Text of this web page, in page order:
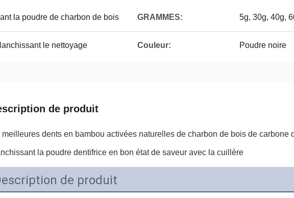
la poudre de charbon de bois GRAMMES: 5g, 30g, 40g,
le nettoyage Couleur: Poudre noire
de produit
meilleures dents en bambou activées naturelles de charbon de bois de carbone
la poudre dentifrice en bon état de saveur avec la cuillère
de produit